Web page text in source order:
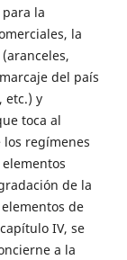
la
la
del país
etc.) y
toca al
regímenes
de la
de
IV, se
a la